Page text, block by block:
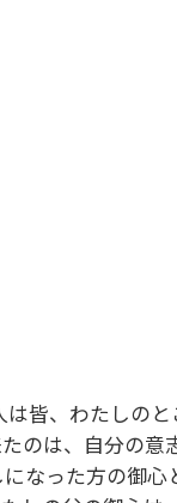
皆、わたしの
のは、自分の意
なった方の御心